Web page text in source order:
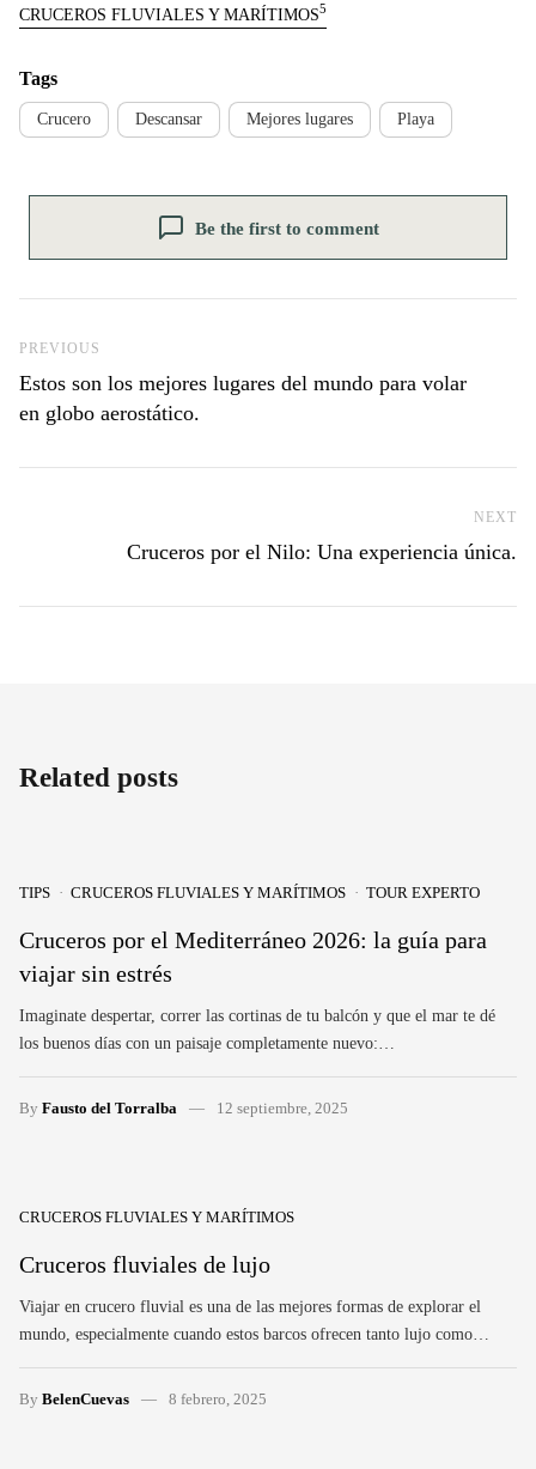
CRUCEROS FLUVIALES Y MARÍTIMOS5
Tags
Crucero Descansar Mejores lugares Playa
Be the first to comment
Previous Post
PREVIOUS
Estos son los mejores lugares del mundo para volar
en globo aerostático.
NEXT
Cruceros por el Nilo: Una experiencia única.
Related posts
TIPS CRUCEROS FLUVIALES Y MARÍTIMOS TOUR EXPERTO
Cruceros por el Mediterráneo 2026: la guía para
viajar sin estrés
Imaginate despertar, correr las cortinas de tu balcón y que el mar te dé
los buenos días con un paisaje completamente nuevo:…
By Fausto del Torralba 12 septiembre, 2025
CRUCEROS FLUVIALES Y MARÍTIMOS
Cruceros fluviales de lujo
Viajar en crucero fluvial es una de las mejores formas de explorar el
mundo, especialmente cuando estos barcos ofrecen tanto lujo como…
By BelenCuevas 8 febrero, 2025